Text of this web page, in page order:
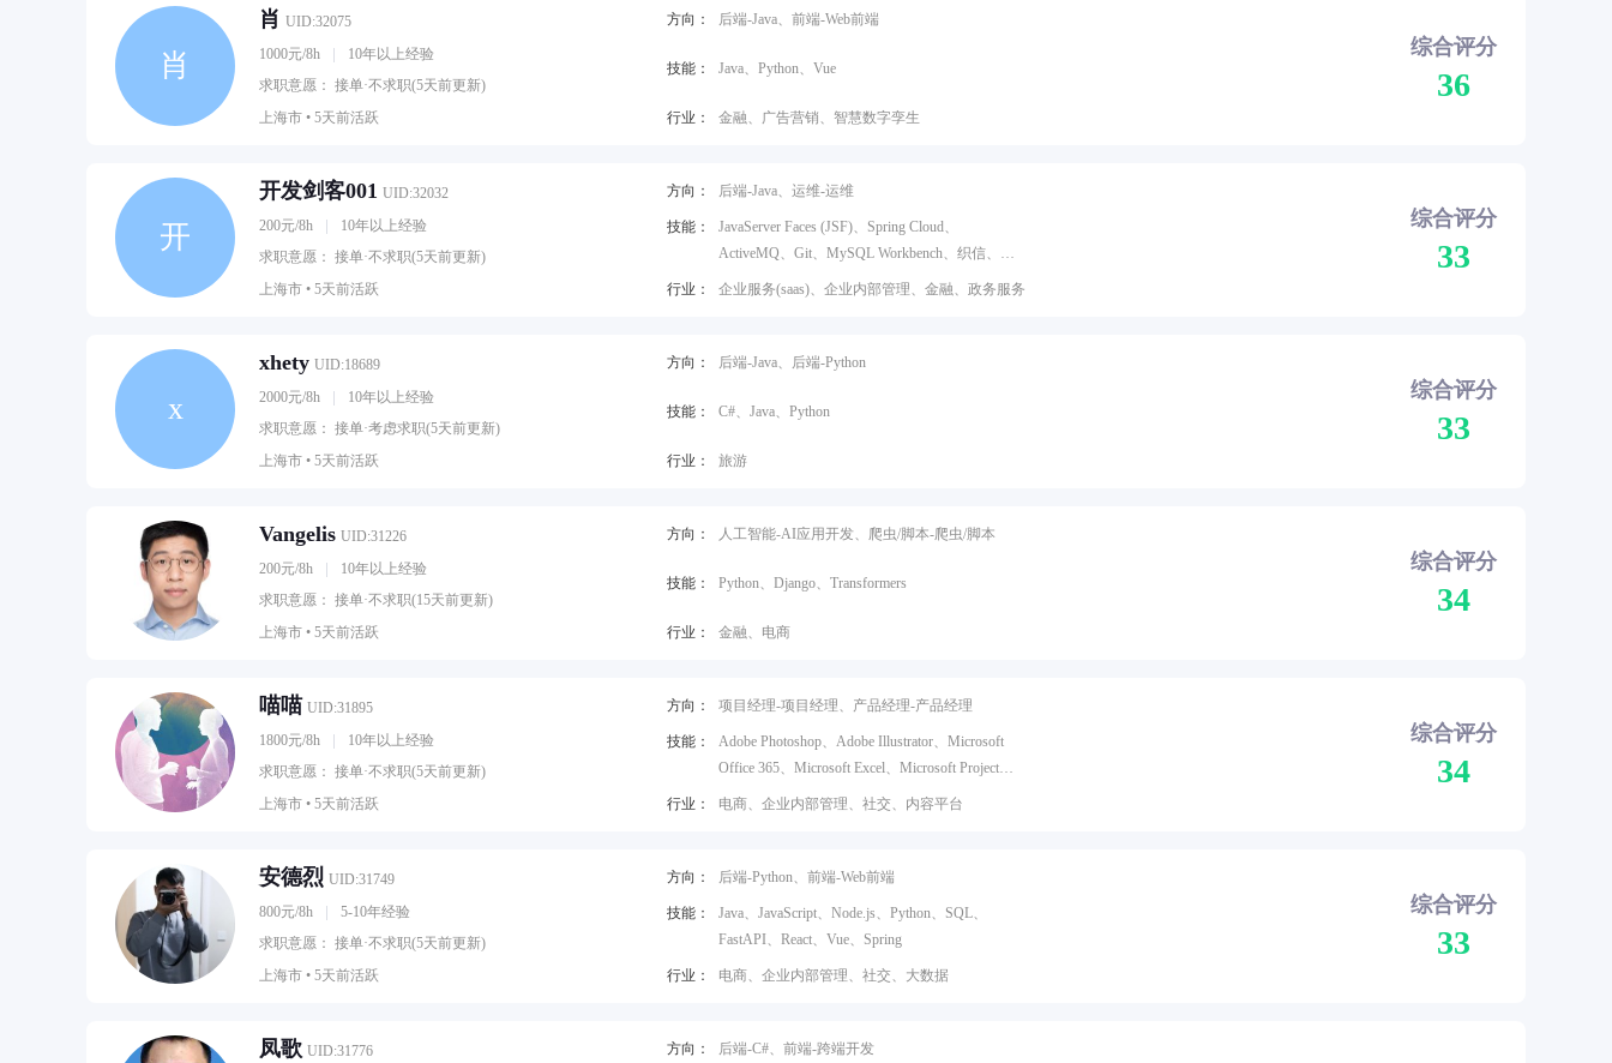
肖
肖 UID:32075
1000元/8h
10年以上经验
求职意愿： 接单·不求职(5天前更新)
上海市 • 5天前活跃
方向： 后端-Java、前端-Web前端
技能： Java、Python、Vue
行业： 金融、广告营销、智慧数字孪生
综合评分
36
开
开发剑客001 UID:32032
200元/8h
10年以上经验
求职意愿： 接单·不求职(5天前更新)
上海市 • 5天前活跃
方向： 后端-Java、运维-运维
技能：
JavaServer Faces (JSF)、Spring Cloud、
ActiveMQ、Git、MySQL Workbench、织信、
Java、Gradle
行业： 企业服务(saas)、企业内部管理、金融、政务服务
综合评分
33
x
xhety UID:18689
2000元/8h
10年以上经验
求职意愿： 接单·考虑求职(5天前更新)
上海市 • 5天前活跃
方向： 后端-Java、后端-Python
技能： C#、Java、Python
行业： 旅游
综合评分
33
Vangelis UID:31226
200元/8h
10年以上经验
求职意愿： 接单·不求职(15天前更新)
上海市 • 5天前活跃
方向： 人工智能-AI应用开发、爬虫/脚本-爬虫/脚本
技能： Python、Django、Transformers
行业： 金融、电商
综合评分
34
喵喵 UID:31895
1800元/8h
10年以上经验
求职意愿： 接单·不求职(5天前更新)
上海市 • 5天前活跃
方向： 项目经理-项目经理、产品经理-产品经理
技能：
Adobe Photoshop、Adobe Illustrator、Microsoft
Office 365、Microsoft Excel、Microsoft Project、
Epicor ERP、Microsoft Dynamics AX
行业： 电商、企业内部管理、社交、内容平台
综合评分
34
安德烈 UID:31749
800元/8h
5-10年经验
求职意愿： 接单·不求职(5天前更新)
上海市 • 5天前活跃
方向： 后端-Python、前端-Web前端
技能：
Java、JavaScript、Node.js、Python、SQL、
FastAPI、React、Vue、Spring
行业： 电商、企业内部管理、社交、大数据
综合评分
33
凤歌 UID:31776
方向： 后端-C#、前端-跨端开发